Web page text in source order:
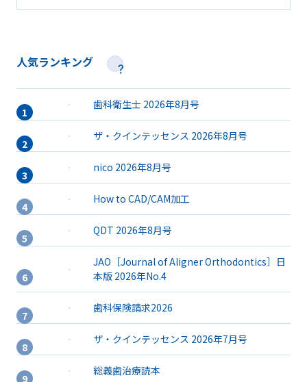
人気ランキング
歯科衛生士 2026年8月号
ザ・クインテッセンス 2026年8月号
nico 2026年8月号
How to CAD/CAM加工
QDT 2026年8月号
JAO［Journal of Aligner Orthodontics］日
本版 2026年No.4
歯科保険請求2026
ザ・クインテッセンス 2026年7月号
総義歯治療読本